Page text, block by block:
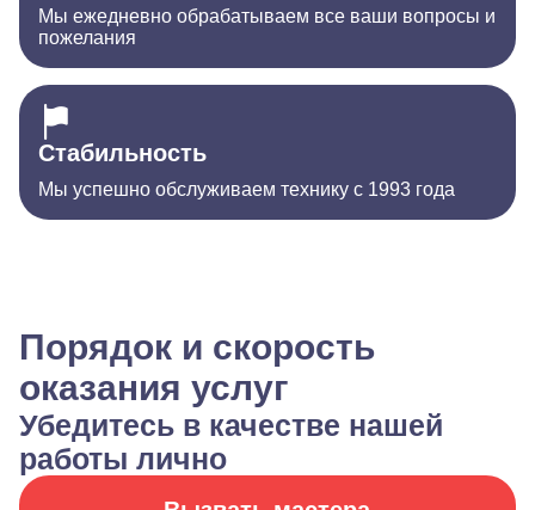
Мы ежедневно обрабатываем все ваши вопросы и
пожелания
Стабильность
Мы успешно обслуживаем технику с 1993 года
Порядок и скорость
оказания услуг
Убедитесь в качестве нашей
работы лично